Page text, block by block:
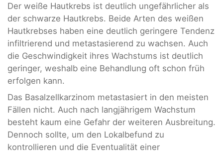
Der weiße Hautkrebs ist deutlich ungefährlicher als
der schwarze Hautkrebs. Beide Arten des weißen
Hautkrebses haben eine deutlich geringere Tendenz
infiltrierend und metastasierend zu wachsen. Auch
die Geschwindigkeit ihres Wachstums ist deutlich
geringer, weshalb eine Behandlung oft schon früh
erfolgen kann.
Das Basalzellkarzinom metastasiert in den meisten
Fällen nicht. Auch nach langjährigem Wachstum
besteht kaum eine Gefahr der weiteren Ausbreitung.
Dennoch sollte, um den Lokalbefund zu
kontrollieren und die Eventualität einer